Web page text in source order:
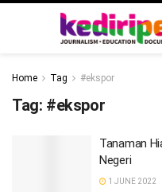
Home Tag #ekspor
Tag: #ekspor
Tanaman
Negeri
1 JUNE 2022